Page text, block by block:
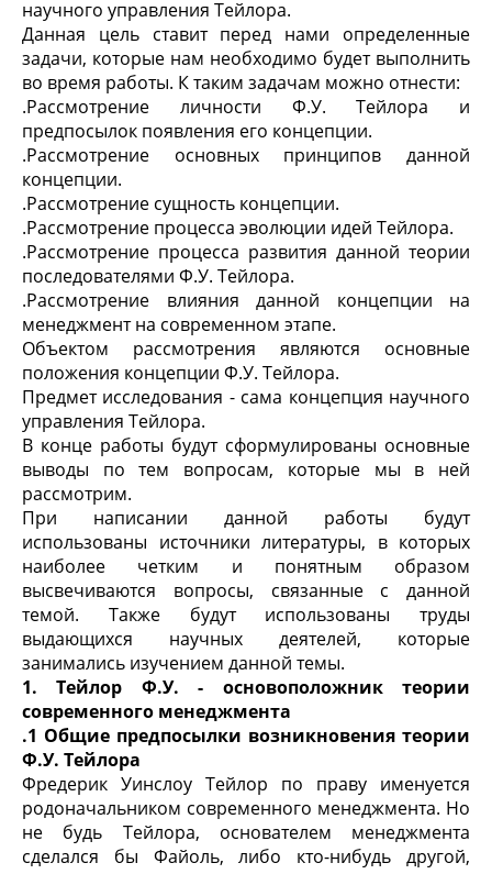
научного управления Тейлора.
Данная цель ставит перед нами определенные
задачи, которые нам необходимо будет выполнить
во время работы. К таким задачам можно отнести:
.Рассмотрение личности Ф.У. Тейлора и
предпосылок появления его концепции.
.Рассмотрение основных принципов данной
концепции.
.Рассмотрение сущность концепции.
.Рассмотрение процесса эволюции идей Тейлора.
.Рассмотрение процесса развития данной теории
последователями Ф.У. Тейлора.
.Рассмотрение влияния данной концепции на
менеджмент на современном этапе.
Объектом рассмотрения являются основные
положения концепции Ф.У. Тейлора.
Предмет исследования - сама концепция научного
управления Тейлора.
В конце работы будут сформулированы основные
выводы по тем вопросам, которые мы в ней
рассмотрим.
При написании данной работы будут
использованы источники литературы, в которых
наиболее четким и понятным образом
высвечиваются вопросы, связанные с данной
темой. Также будут использованы труды
выдающихся научных деятелей, которые
занимались изучением данной темы.
1. Тейлор Ф.У. - основоположник теории
современного менеджмента
.1 Общие предпосылки возникновения теории
Ф.У. Тейлора
Фредерик Уинслоу Тейлор по праву именуется
родоначальником современного менеджмента. Но
не будь Тейлора, основателем менеджмента
сделался бы Файоль, либо кто-нибудь другой,